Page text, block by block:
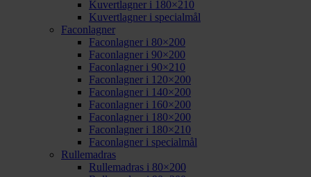
Kuvertlagner i 180×210
Kuvertlagner i specialmål
Faconlagner
Faconlagner i 80×200
Faconlagner i 90×200
Faconlagner i 90×210
Faconlagner i 120×200
Faconlagner i 140×200
Faconlagner i 160×200
Faconlagner i 180×200
Faconlagner i 180×210
Faconlagner i specialmål
Rullemadras
Rullemadras i 80×200